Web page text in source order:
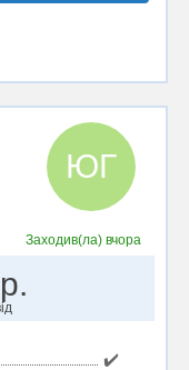
ЮГ
Заходив(ла) вчора
✔️